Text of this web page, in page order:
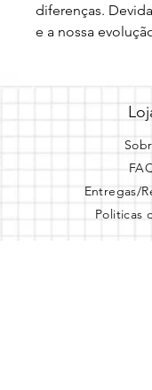
diferenças.
e a nossa
Entregas/
Politicas